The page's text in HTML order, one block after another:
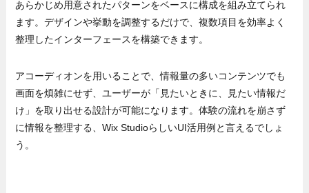
あらかじめ用意されたパターンをベースに構成を組み立てられ
ます。デザインや挙動を調整するだけで、複数項目を効率よく
整理したインターフェースを構築できます。
アコーディオンを用いることで、情報量の多いコンテンツでも
画面を煩雑にせず、ユーザーが「見たいときに、見たい情報だ
け」を取り出せる設計が可能になります。体験の流れを崩さず
に情報を整理する、Wix StudioらしいUI活用例と言えるでしょ
う。